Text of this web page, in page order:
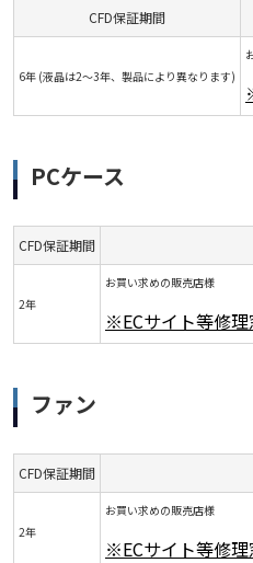
CFD保証期間
6年 (液晶は2～3年、製品により異なります)
PCケース
CFD保証期間
2年
お買い求めの販売店様
※ECサイト等修
ファン
CFD保証期間
2年
お買い求めの販売店様
※ECサイト等修